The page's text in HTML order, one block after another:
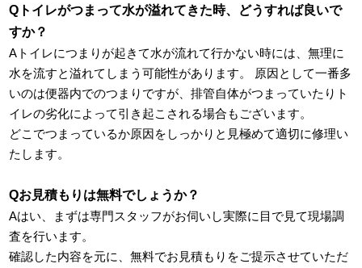
Qトイレがつまって水が溢れてきた時、どうすれば良いで
すか？
Aトイレにつまりが起きて水が流れて行かない時には、無理に
水を流すと溢れてしまう可能性があります。 原因として一番多
いのは便器内でのつまりですが、排管自体がつまっていたりト
イレの劣化によって引き起こされる場合もございます。
どこでつまっているか原因をしっかりと見極めて適切に修理い
たします。
Qお見積もりは無料でしょうか？
Aはい、まずは専門スタッフがお伺いし実際に目で見て現場調
査を行います。
確認した内容を元に、無料でお見積もりをご提示させていただ